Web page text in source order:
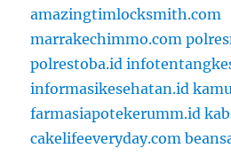
amazingtimlocksmith.com
marrakechimmo.com
polrestoba.id
informasikesehatan.id
farmasiapotekerumm.id
cakelifeeveryday.com